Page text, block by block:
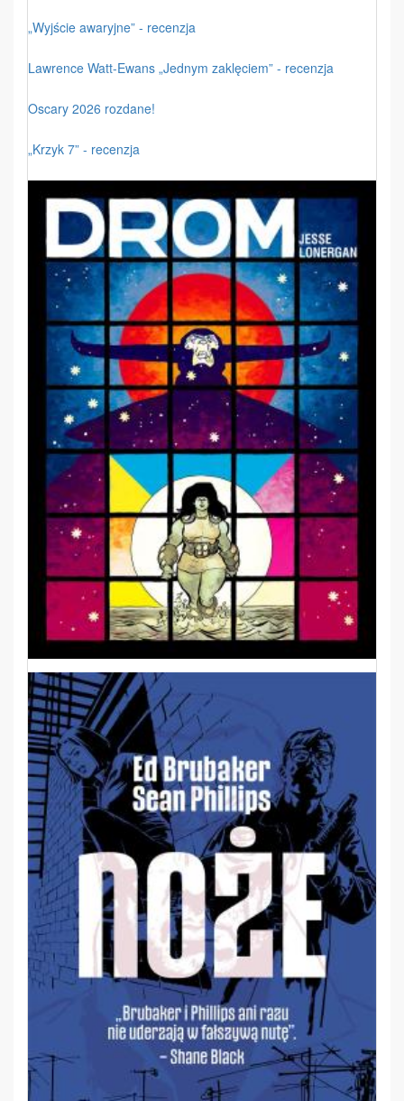
„Wyjście awaryjne” - recenzja
Lawrence Watt-Ewans „Jednym zaklęciem” - recenzja
Oscary 2026 rozdane!
„Krzyk 7” - recenzja